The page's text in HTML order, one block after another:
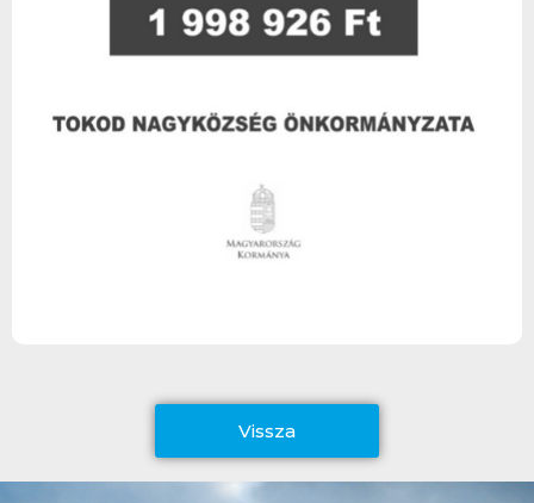
Vissza